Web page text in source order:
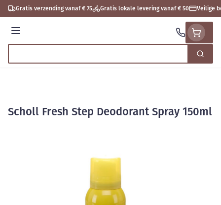
Ga naar de inhoud
Gratis verzending vanaf € 75 Gratis lokale levering vanaf € 50 Veilige
Menu
Zoek
Scholl Fresh Step Deodorant Spray 150ml